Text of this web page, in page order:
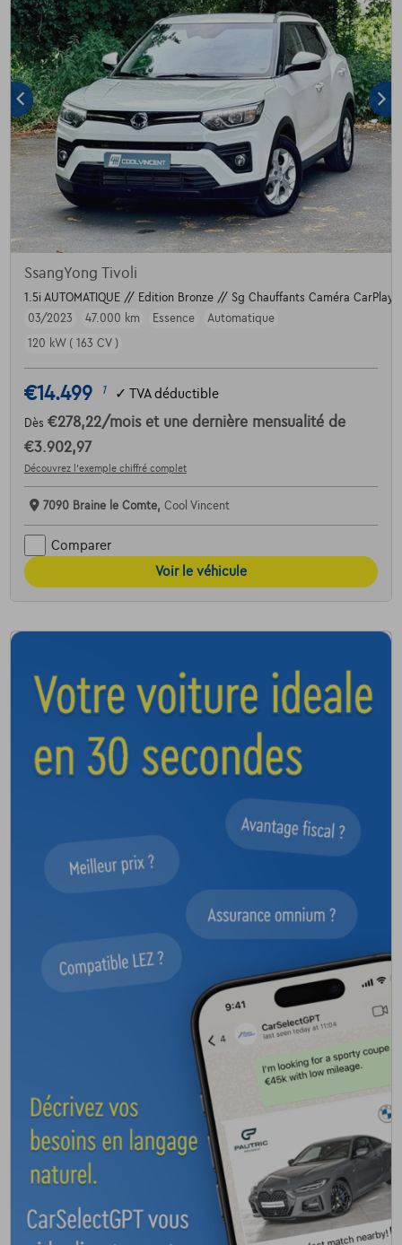
SsangYong Tivoli
1.5i AUTOMATIQUE // Edition Bronze // Sg Chauffants Caméra CarPlay
03/2023
47.000 km Essence
Automatique
120 kW ( 163 CV )
€14.499 1 ✓ TVA déductible
Dès €278,22/mois et une dernière mensualité de
€3.902,97
Découvrez l’exemple chiffré complet
7090 Braine le Comte, Cool Vincent
Comparer
Voir le véhicule